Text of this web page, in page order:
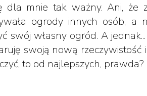
mnie tak ważny. Ani, że
ogrody innych osób, a
swój własny ogród. A
swoją nową
to od najlepszych, prawda?